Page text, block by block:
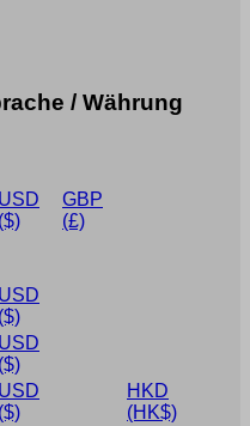
/ Währung
USD
($)
GBP
(£)
USD
($)
USD
($)
USD
($)
HKD
(HK$)